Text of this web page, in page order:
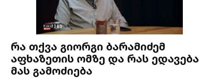
რა თქვა გიორგი ბარამიძემ
აფხაზეთის ომზე და რას ედავება
მას გამოძიება